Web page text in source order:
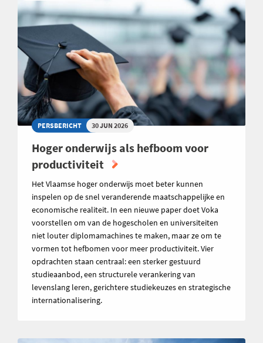
PERSBERICHT 30 JUN 2026
Hoger onderwijs als hefboom voor
productiviteit
Het Vlaamse hoger onderwijs moet beter kunnen
inspelen op de snel veranderende maatschappelijke en
economische realiteit. In een nieuwe paper doet Voka
voorstellen om van de hogescholen en universiteiten
niet louter diplomamachines te maken, maar ze om te
vormen tot hefbomen voor meer productiviteit. Vier
opdrachten staan centraal: een sterker gestuurd
studieaanbod, een structurele verankering van
levenslang leren, gerichtere studiekeuzes en strategische
internationalisering.